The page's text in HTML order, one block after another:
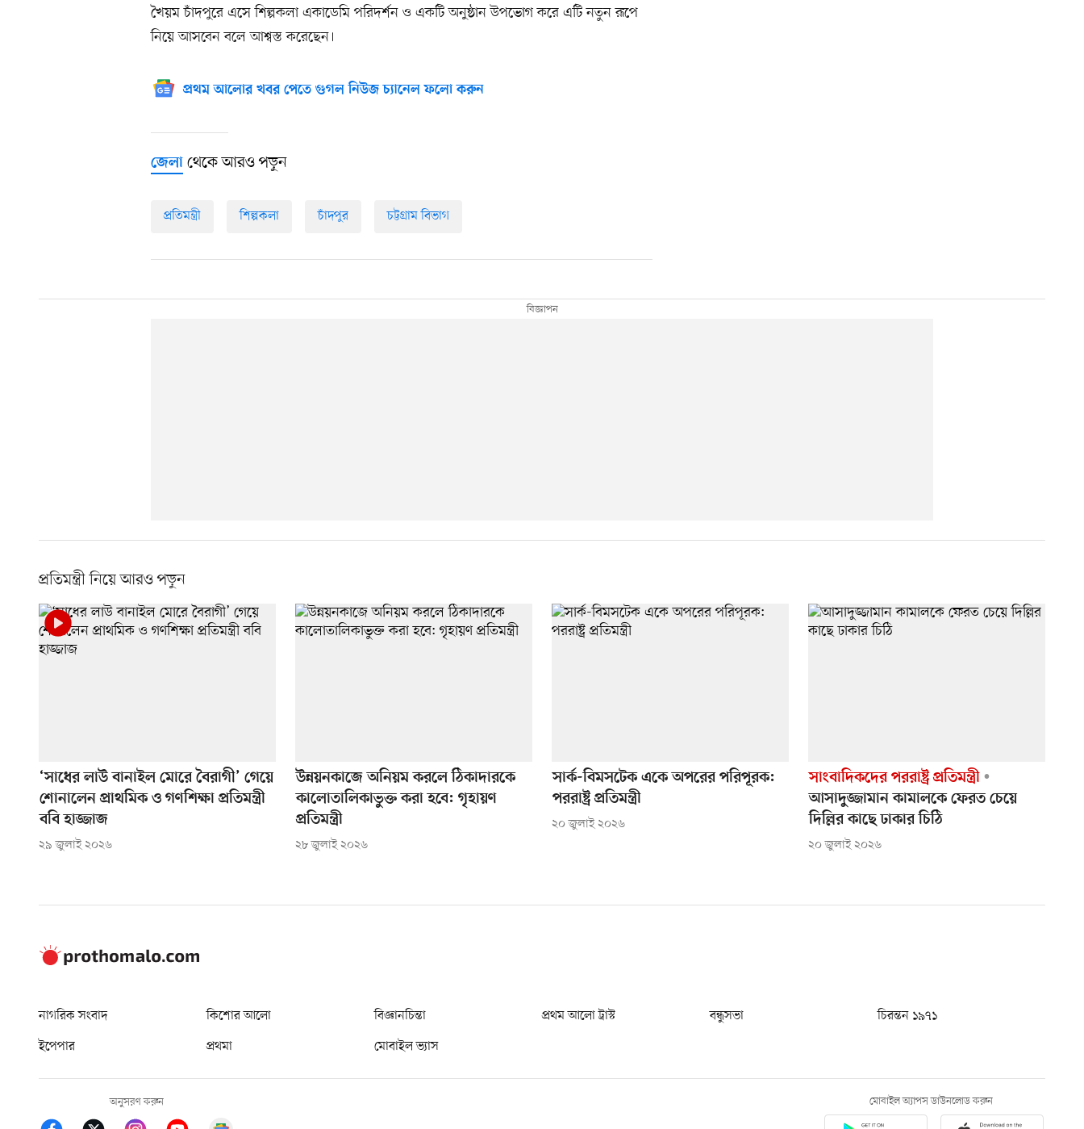
খৈয়ম চাঁদপুরে এসে শিল্পকলা একাডেমি পরিদর্শন ও একটি অনুষ্ঠান উপভোগ করে এটি নতুন রূপে
নিয়ে আসবেন বলে আশ্বস্ত করেছেন।
প্রথম আলোর খবর পেতে গুগল নিউজ চ্যানেল ফলো করুন
জেলা থেকে আরও পড়ুন
প্রতিমন্ত্রী শিল্পকলা চাঁদপুর চট্টগ্রাম বিভাগ
প্রতিমন্ত্রী নিয়ে আরও পড়ুন
‘সাধের লাউ বানাইল মোরে বৈরাগী’ গেয়ে
শোনালেন প্রাথমিক ও গণশিক্ষা প্রতিমন্ত্রী
ববি হাজ্জাজ
২৯ জুলাই ২০২৬
উন্নয়নকাজে অনিয়ম করলে ঠিকাদারকে
কালোতালিকাভুক্ত করা হবে: গৃহায়ণ
প্রতিমন্ত্রী
২৮ জুলাই ২০২৬
সার্ক-বিমসটেক একে অপরের পরিপূরক:
পররাষ্ট্র প্রতিমন্ত্রী
২০ জুলাই ২০২৬
সাংবাদিকদের পররাষ্ট্র প্রতিমন্ত্রী
আসাদুজ্জামান কামালকে ফেরত চেয়ে
দিল্লির কাছে ঢাকার চিঠি
২০ জুলাই ২০২৬
নাগরিক সংবাদ কিশোর আলো বিজ্ঞানচিন্তা প্রথম আলো ট্রাস্ট বন্ধুসভা
চিরন্তন ১৯৭১
ইপেপার
প্রথমা মোবাইল ভ্যাস
অনুসরণ করুন মোবাইল অ্যাপস ডাউনলোড করুন